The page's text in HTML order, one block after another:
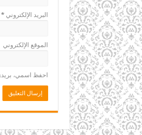
البريد الإلكتروني*
الموقع الإلكتروني
احفظ اسمي، بريدي